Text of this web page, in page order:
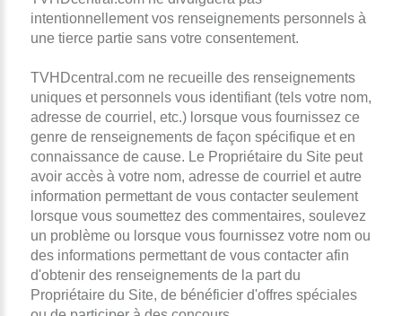
intentionnellement vos renseignements personnels à
une tierce partie sans votre consentement.
TVHDcentral.com ne recueille des renseignements
uniques et personnels vous identifiant (tels votre nom,
adresse de courriel, etc.) lorsque vous fournissez ce
genre de renseignements de façon spécifique et en
connaissance de cause. Le Propriétaire du Site peut
avoir accès à votre nom, adresse de courriel et autre
information permettant de vous contacter seulement
lorsque vous soumettez des commentaires, soulevez
un problème ou lorsque vous fournissez votre nom ou
des informations permettant de vous contacter afin
d'obtenir des renseignements de la part du
Propriétaire du Site, de bénéficier d'offres spéciales